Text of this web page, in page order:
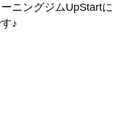
ニングジムUpStartに
♪